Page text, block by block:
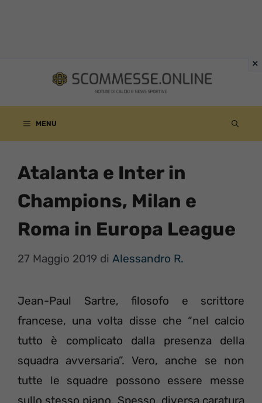
contenuto
MENU
Atalanta e Inter in
Champions, Milan e
Roma in Europa League
27 Maggio 2019 di Alessandro R.
Jean-Paul Sartre, filosofo e scrittore
francese, una volta disse che “nel calcio
tutto è complicato dalla presenza della
squadra avversaria”. Vero, anche se non
tutte le squadre possono essere messe
sullo stesso piano. Spesso, diversa caratura